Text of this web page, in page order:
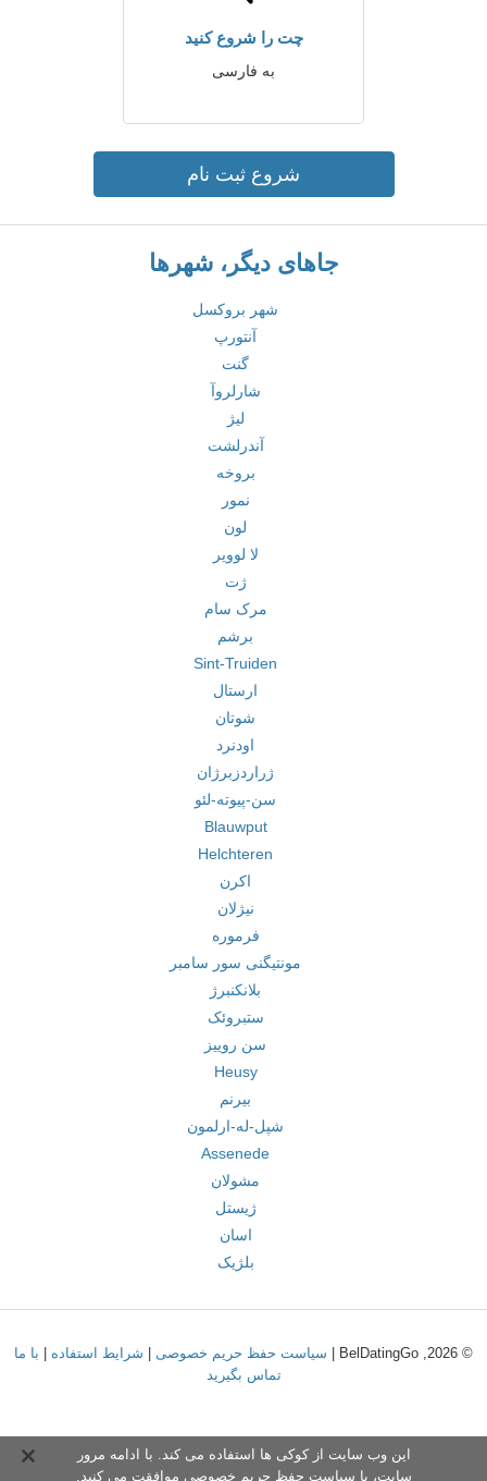
چت را شروع کنید
به فارسی
شروع ثبت نام
جاهای دیگر، شهرها
شهر بروکسل
آنتورپ
گنت
شارلروآ
لیژ
آندرلشت
بروخه
نمور
لون
لا لوویر
ژت
مرک سام
برشم
Sint-Truiden
ارستال
شوتان
اودنرد
ژراردزبرژان
سن-پیوته-لئو
Blauwput
Helchteren
اکرن
نیژلان
فرموره
مونتیگنی سور سامبر
بلانکنبرژ
ستبروئک
سن روییز
Heusy
بیرنم
شپل-له-ارلمون
Assenede
مشولان
ژیستل
اسان
بلژیک
© 2026, BelDatingGo | سیاست حفظ حریم خصوصی شرایط استفاده
با ما
تماس بگیرید
این وب سایت از کوکی ها استفاده می کند. با ادامه مرور
سایت، با سیاست حفظ حریم خصوصی موافقت می کنید.